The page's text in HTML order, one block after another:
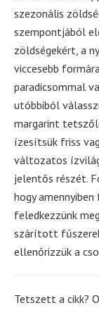
szezonális
szempontjából
zöldségekért, a
viccesebb
paradicsommal
utóbbiból
margarint
ízesítsük friss
változatos
jelentős részét.
hogy
feledkezzünk
szárított
ellenőrizzük a
Tetszett a cikk?